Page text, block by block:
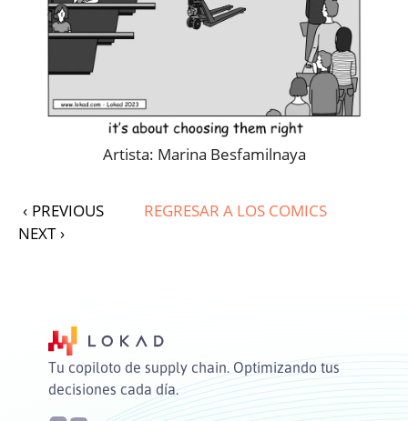
Artista: Marina Besfamilnaya
‹ PREVIOUS
REGRESAR A LOS COMICS
NEXT ›
Tu copiloto de supply chain. Optimizando tus
decisiones cada día.